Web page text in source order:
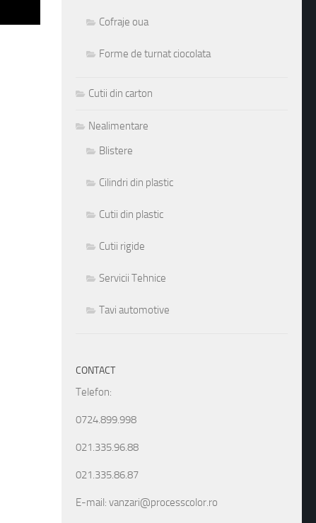
Cofraje oua
Forme de turnat ciocolata
Cutii din carton
Nealimentare
Blistere
Cilindri din plastic
Cutii din plastic
Cutii rigide
Servicii Tehnice
Tavi automotive
CONTACT
Telefon:
0724.899.998
021.335.96.88
021.335.86.87
E-mail: vanzari@processcolor.ro